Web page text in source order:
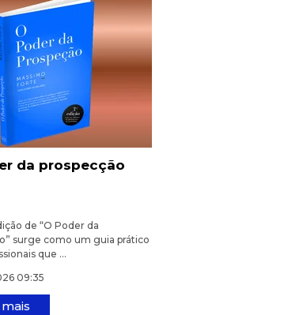
da prospecção
de “O Poder da
surge como um guia prático
que ...
09:35